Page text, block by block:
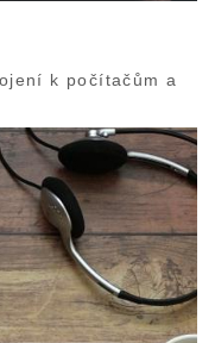
k počítačům a